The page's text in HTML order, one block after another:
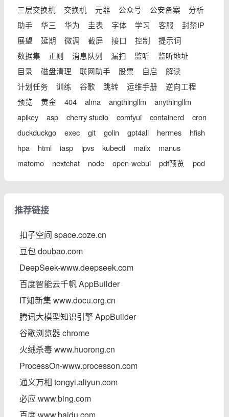
三层交换机
交换机 元器 公众号 公安备案
分析
助手
华三 华为 圭表 字体 学习 客服
封禁IP
展望
延期 微调 截屏 接口 控制
提示词
数据集
正则 消息队列 漏扫 监听
监听地址
目录
磁盘清理 联网助手 股票 自启
解读
计划任务
训练 谷歌 跳转 运维手册
逆向工程
预览
黄金 404 alma angthingllm
anythingllm
apikey
asp cherry studio comfyui containerd
cron
duckduckgo
exec git golin gpt4all hermes
hfish
hpa
html iasp ipvs kubectl mailx
manus
matomo
nextchat node open-webui pdf预览 pod
推荐链接
扣子空间 space.coze.cn
豆包 doubao.com
DeepSeek-www.deepseek.com
百度智能云千帆 AppBuilder
IT知新集 www.docu.org.cn
腾讯大模型知识引擎 AppBuilder
谷歌浏览器 chrome
火绒杀毒 www.huorong.cn
ProcessOn-www.processon.com
通义万相 tongyi.aliyun.com
必应 www.bing.com